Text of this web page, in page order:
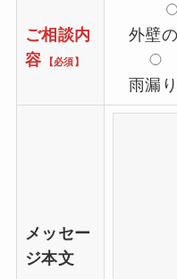
ご相談内
容
【必須】
外壁
雨漏り
メッセー
ジ本文